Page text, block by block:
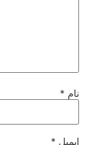
نام *
ایمیل *